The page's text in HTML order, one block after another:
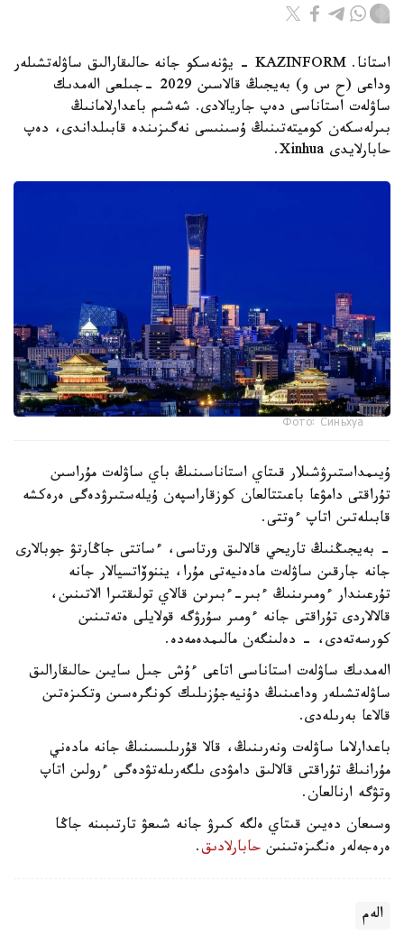
استانا. KAZINFORM - يۋنەسكو جانە حالىقارالىق ساۋلەتشىلەر
وداعى (ح س و) بەيجىڭ قالاسىن 2029 -جىلعى الەمدىك
ساۋلەت استاناسى دەپ جاريالادى. شەشىم باعدارلامانىڭ
بىرلەسكەن كوميتەتىنىڭ ۇسىنىسى نەگىزىندە قابىلداندى، دەپ
حابارلايدى Xinhua.
Фото: Синьхуа
ۇيىمداستىرۋشىلار قىتاي استاناسىنىڭ باي ساۋلەت مۇراسىن
تۇراقتى دامۋعا باعىتتالعان كوزقاراسپەن ۇيلەستىرۋدەگى ەرەكشە
قابىلەتىن اتاپ ءوتتى.
- بەيجىڭنىڭ تاريحي قالالىق ورتاسى، ءساتتى جاڭارتۋ جوبالارى
جانە جارقىن ساۋلەت مادەنيەتى مۇرا، يننوۆاتسيالار جانە
تۇرعىندار ءومىرىنىڭ ءبىر-ءبىرىن قالاي تولىقتىرا الاتىنىن،
قالالاردى تۇراقتى جانە ءومىر سۇرۋگە قولايلى ەتەتىنىن
كورسەتەدى، - دەلىنگەن مالىمدەمەدە.
الەمدىك ساۋلەت استاناسى اتاعى ءۇش جىل سايىن حالىقارالىق
ساۋلەتشىلەر وداعىنىڭ دۇنيەجۇزىلىك كونگرەسىن وتكىزەتىن
قالاعا بەرىلەدى.
باعدارلاما ساۋلەت ونەرىنىڭ، قالا قۇرىلىسىنىڭ جانە مادەني
مۇرانىڭ تۇراقتى قالالىق دامۋدى ىلگەرىلەتۋدەگى ءرولىن اتاپ
وتۋگە ارنالعان.
وسىعان دەيىن قىتاي ەلگە كىرۋ جانە شىعۋ تارتىبىنە جاڭا
ەرەجەلەر ەنگىزەتىنىن حابارلادىق.
الەم